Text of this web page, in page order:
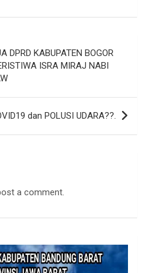
ke
dI
n
DPRD KABUPATEN BOGOR
ISRA MIRAJ NABI
dan POLUSI UDARA??.
a comment.